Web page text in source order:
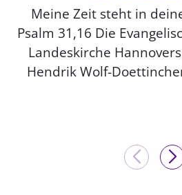
Meine Zeit steht in
Psalm 31,16 Die
Landeskirche
Hendrik Wolf-